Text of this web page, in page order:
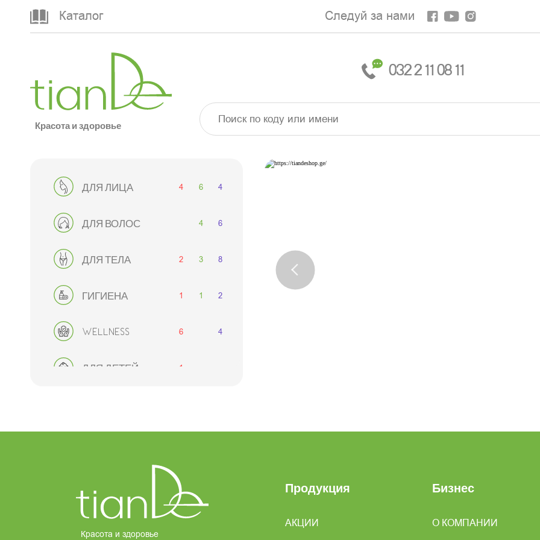
Каталог Следуй за нами
Красота и здоровье
032 2 11 08 11
ДЛЯ ЛИЦА 4 6 4
ДЛЯ ВОЛОС 4 6
ДЛЯ ТЕЛА 2 3 8
ГИГИЕНА 1 1 2
WELLNESS 6 4
ДЛЯ ДЕТЕЙ 1
8
НАБОРЫ
Красота и здоровье
Продукция
АКЦИИ
Бизнес
О КОМПАНИИ